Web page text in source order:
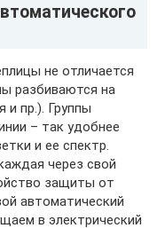
не отличается
разбиваются на
и пр.). Группы
– так удобнее
и ее спектр.
через свой
защиты от
автоматический
в электрический